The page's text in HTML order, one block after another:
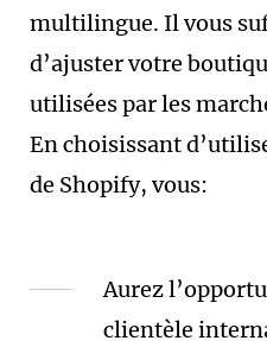
multilingue. Il vous
d’ajuster votre
utilisées par les
En choisissant
de Shopify, vous:
Aurez
clientèle